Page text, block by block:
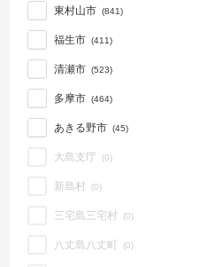
東村山市 (841)
福生市 (411)
清瀬市 (523)
多摩市 (464)
あきる野市 (45)
大島支庁 (0)
新島村 (0)
三宅島三宅村 (0)
八丈島八丈町 (0)